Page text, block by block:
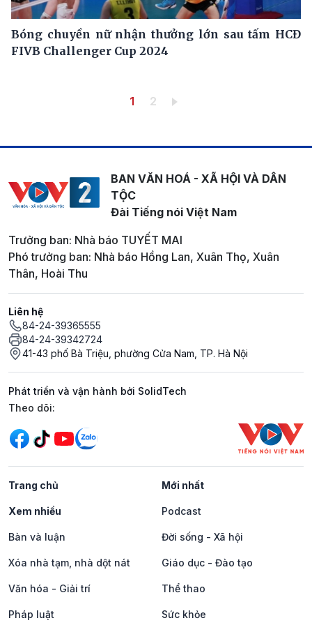
Bóng chuyền nữ nhận thưởng lớn sau tấm HCĐ
FIVB Challenger Cup 2024
Trang hiện thời
1 Trang
2
BAN VĂN HOÁ - XÃ HỘI VÀ DÂN
TỘC
Đài Tiếng nói Việt Nam
Trưởng ban: Nhà báo TUYẾT MAI
Phó trưởng ban: Nhà báo Hồng Lan, Xuân Thọ, Xuân
Thân, Hoài Thu
Liên hệ
84-24-39365555
84-24-39342724
41-43 phố Bà Triệu, phường Cửa Nam, TP. Hà Nội
Phát triển và vận hành bởi SolidTech
Mạng xã hội
Theo dõi:
Trang chủ Mới nhất
Xem nhiều Podcast
Bàn và luận Đời sống - Xã hội
Xóa nhà tạm, nhà dột nát Giáo dục - Đào tạo
Văn hóa - Giải trí Thể thao
Pháp luật Sức khỏe